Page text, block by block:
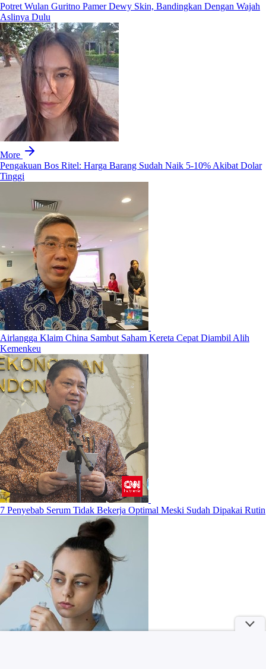
Potret Wulan Guritno Pamer Dewy Skin, Bandingkan Dengan Wajah
Aslinya Dulu
More
Pengakuan Bos Ritel: Harga Barang Sudah Naik 5-10% Akibat Dolar
Tinggi
Airlangga Klaim China Sambut Saham Kereta Cepat Diambil Alih
Kemenkeu
7 Penyebab Serum Tidak Bekerja Optimal Meski Sudah Dipakai Rutin